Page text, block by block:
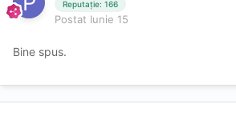
Reputație: 166
Postat Iunie 15
Bine spus.